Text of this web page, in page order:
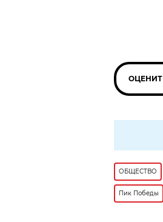
ОБЩЕСТВО
Пик Победы